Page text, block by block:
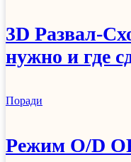
3D Развал-
нужно и где
Поради
Режим O/D